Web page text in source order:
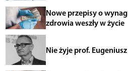
Nowe przepisy o
zdrowia weszły w życie
Nie żyje prof.